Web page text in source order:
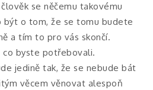
se něčemu takovému
být o tom, že se tomu budete
a tím to pro vás skončí.
co byste potřebovali.
jedině tak, že se nebude bát
věcem věnovat alespoň